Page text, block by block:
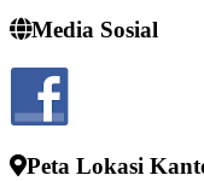
Semngat
...
Media Sosial
Peta Lokasi